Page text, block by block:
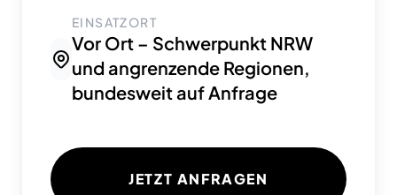
EINSATZORT
Vor Ort – Schwerpunkt NRW
und angrenzende Regionen,
bundesweit auf Anfrage
JETZT ANFRAGEN